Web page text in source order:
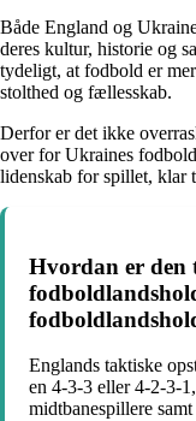
Både England og
deres kultur, historie og
tydeligt, at fodbold er
stolthed og fællesskab.
Derfor er det ikke
over for Ukraines
lidenskab for spillet, klar
Hvordan er den
Englands taktiske
en 4-3-3 eller 4-2-3-
midtbanespillere